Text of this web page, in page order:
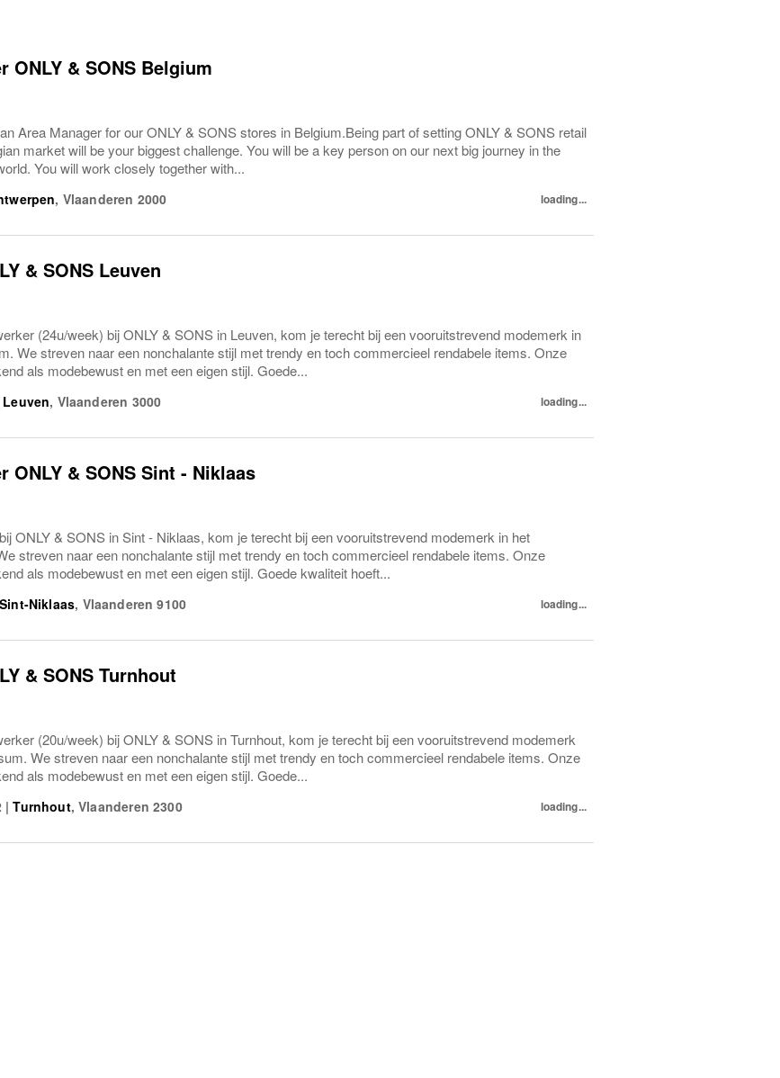
ONLY & SONS Belgium
Area Manager for our ONLY & SONS stores in Belgium.Being part of setting ONLY & SONS retail
market will be your biggest challenge. You will be a key person on our next big journey in the
You will work closely together with...
, Vlaanderen 2000 loading...
& SONS Leuven
(24u/week) bij ONLY & SONS in Leuven, kom je terecht bij een vooruitstrevend modemerk in
We streven naar een nonchalante stijl met trendy en toch commercieel rendabele items. Onze
als modebewust en met een eigen stijl. Goede...
Leuven, Vlaanderen 3000 loading...
ONLY & SONS Sint - Niklaas
ONLY & SONS in Sint - Niklaas, kom je terecht bij een vooruitstrevend modemerk in het
streven naar een nonchalante stijl met trendy en toch commercieel rendabele items. Onze
als modebewust en met een eigen stijl. Goede kwaliteit hoeft...
Sint-Niklaas, Vlaanderen 9100 loading...
& SONS Turnhout
(20u/week) bij ONLY & SONS in Turnhout, kom je terecht bij een vooruitstrevend modemerk
We streven naar een nonchalante stijl met trendy en toch commercieel rendabele items. Onze
als modebewust en met een eigen stijl. Goede...
| Turnhout,Vlaanderen 2300 loading...